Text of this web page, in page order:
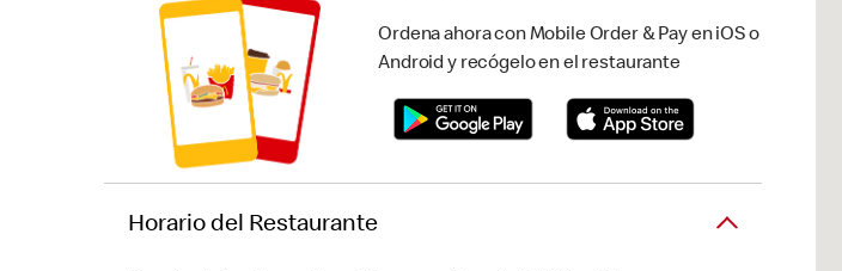
Ordena ahora con Mobile Order & Pay en iOS o
Android y recógelo en el restaurante
Horario del Restaurante